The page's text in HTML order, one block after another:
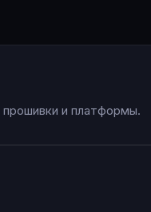
и платформы.